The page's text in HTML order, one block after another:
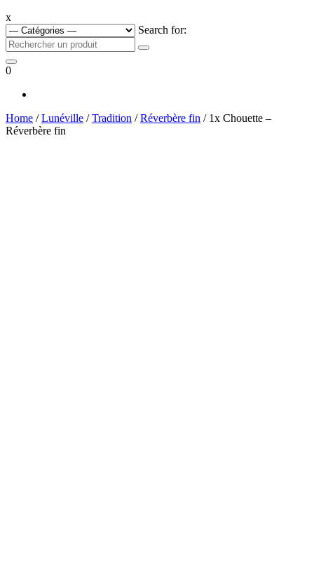
x
Search for:
0
Home /Lunéville /Tradition /Réverbère fin / 1x Chouette –
Réverbère fin